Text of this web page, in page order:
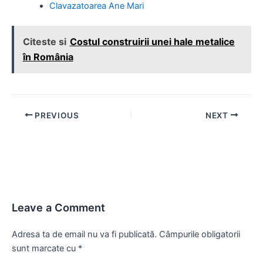
Clavazatoarea Ane Mari
Citeste si Costul construirii unei hale metalice
în România
Post PREVIOUS NEXT
Leave a Comment
Adresa ta de email nu va fi publicată. Câmpurile obligatorii
sunt marcate cu *